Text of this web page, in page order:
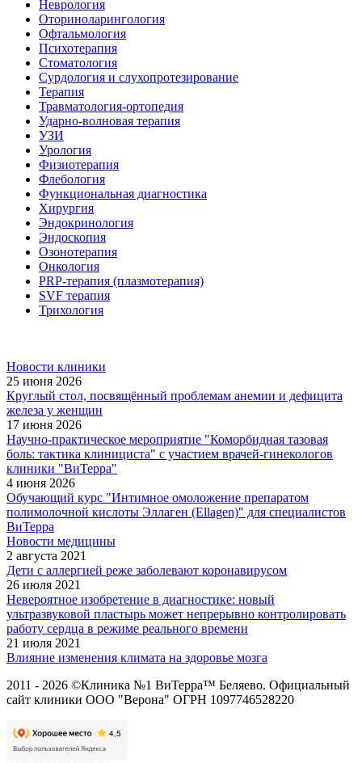
Неврология
Оториноларингология
Офтальмология
Психотерапия
Стоматология
Сурдология и слухопротезирование
Терапия
Травматология-ортопедия
Ударно-волновая терапия
УЗИ
Урология
Физиотерапия
Флебология
Функциональная диагностика
Хирургия
Эндокринология
Эндоскопия
Озонотерапия
Онкология
PRP-терапия (плазмотерапия)
SVF терапия
Трихология
Новости клиники
25 июня 2026
Круглый стол, посвящённый проблемам анемии и дефицита
железа у женщин
17 июня 2026
Научно-практическое мероприятие "Коморбидная тазовая
боль: тактика клинициста" с участием врачей-гинекологов
клиники "ВиТерра"
4 июня 2026
Обучающий курс "Интимное омоложение препаратом
полимолочной кислоты Эллаген (Ellagen)" для специалистов
ВиТерра
Новости медицины
2 августа 2021
Дети с аллергией реже заболевают коронавирусом
26 июля 2021
Невероятное изобретение в диагностике: новый
ультразвуковой пластырь может непрерывно контролировать
работу сердца в режиме реального времени
21 июля 2021
Влияние изменения климата на здоровье мозга
2011 - 2026 ©Клиника №1 ВиТерра™ Беляево. Официальный
сайт клиники ООО "Верона" ОГРН 1097746528220